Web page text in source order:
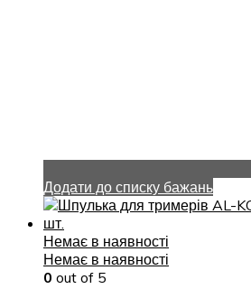
Додати до списку бажань
Немає в наявності
Немає в наявності
0 out of 5